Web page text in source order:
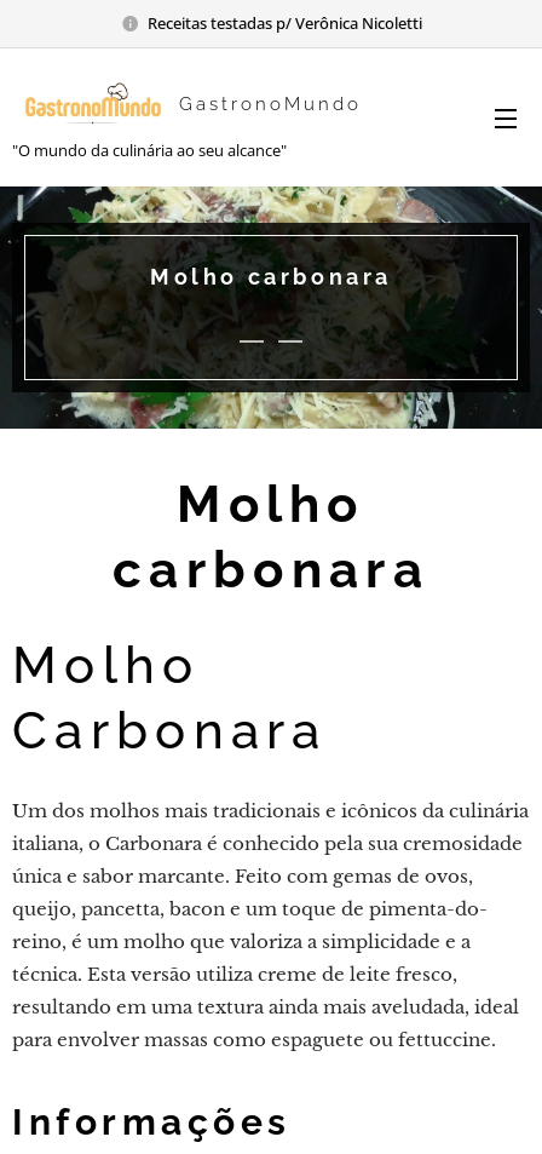
Receitas testadas p/ Verônica Nicoletti
GastronoMundo
"O mundo da culinária ao seu alcance"
Molho carbonara
Molho
carbonara
Molho
Carbonara
Um dos molhos mais tradicionais e icônicos da culinária
italiana, o Carbonara é conhecido pela sua cremosidade
única e sabor marcante. Feito com gemas de ovos,
queijo, pancetta, bacon e um toque de pimenta-do-
reino, é um molho que valoriza a simplicidade e a
técnica. Esta versão utiliza creme de leite fresco,
resultando em uma textura ainda mais aveludada, ideal
para envolver massas como espaguete ou fettuccine.
Informações